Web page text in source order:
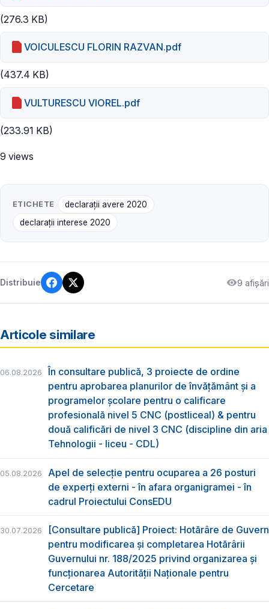
(276.3 KB)
VOICULESCU FLORIN RAZVAN.pdf
(437.4 KB)
VULTURESCU VIOREL.pdf
(233.91 KB)
9 views
ETICHETE
declarații avere 2020
declarații interese 2020
Distribuie 9 afișări
Articole similare
06.08.2026
În consultare publică, 3 proiecte de ordine
pentru aprobarea planurilor de învățământ și a
programelor școlare pentru o calificare
profesională nivel 5 CNC (postliceal) & pentru
două calificări de nivel 3 CNC (discipline din aria
Tehnologii - liceu - CDL)
05.08.2026
Apel de selecție pentru ocuparea a 26 posturi
de experți externi - în afara organigramei - în
cadrul Proiectului ConsEDU
30.07.2026
[Consultare publică] Proiect: Hotărâre de Guvern
pentru modificarea și completarea Hotărârii
Guvernului nr. 188/2025 privind organizarea şi
funcţionarea Autorităţii Naţionale pentru
Cercetare